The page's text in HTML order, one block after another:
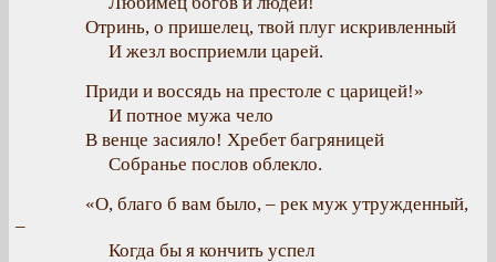
Отринь, о пришелец, твой плуг искривленный
И жезл восприемли царей.
Приди и воссядь на престоле с царицей!»
И потное мужа чело
В венце засияло! Хребет багряницей
Собранье послов облекло.
«О, благо б вам было, – рек муж утружденный,
–
Когда бы я кончить успел